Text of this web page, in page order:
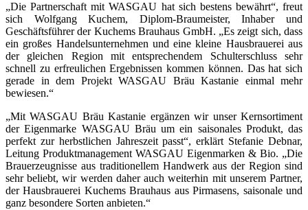
„Die Partnerschaft mit WASGAU hat sich bestens bewährt“, freut
sich Wolfgang Kuchem, Diplom-Braumeister, Inhaber und
Geschäftsführer der Kuchems Brauhaus GmbH. „Es zeigt sich, dass
ein großes Handelsunternehmen und eine kleine Haus­brauerei aus
der gleichen Region mit entsprechendem Schulterschluss sehr
schnell zu erfreulichen Ergebnissen kommen können. Das hat sich
gerade in dem Projekt WASGAU Bräu Kastanie einmal mehr
bewiesen.“
„Mit WASGAU Bräu Kastanie ergänzen wir unser Kernsortiment
der Eigenmarke WASGAU Bräu um ein saisonales Produkt, das
perfekt zur herbstlichen Jahreszeit passt“, erklärt Stefanie Debnar,
Leitung Produktmanagement WASGAU Eigenmarken & Bio. „Die
Brauerzeugnisse aus traditionellem Handwerk aus der Region sind
sehr beliebt, wir werden daher auch weiterhin mit unserem Partner,
der Hausbrauerei Kuchems Brau­haus aus Pirmasens, saisonale und
ganz besondere Sorten anbieten.“